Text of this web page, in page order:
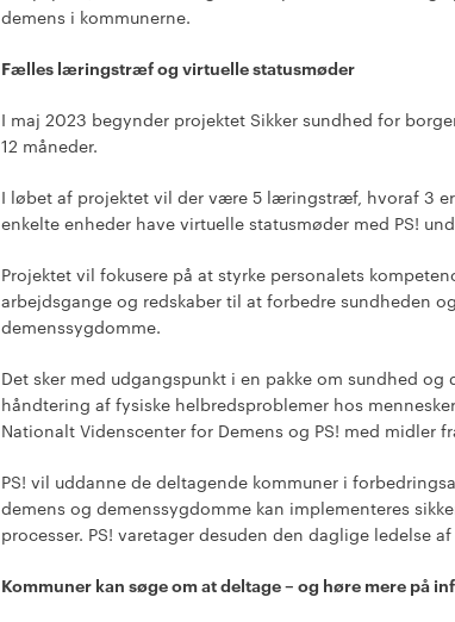
demens i kommunerne.
Fælles læringstræf og virtuelle statusmøder
I maj 2023 begynder projektet Sikker sundhed for
12 måneder.
I løbet af projektet vil der være 5 læringstræf, hvoraf 3
enkelte enheder have virtuelle statusmøder med PS!
Projektet vil fokusere på at styrke personalets
arbejdsgange og redskaber til at forbedre sundheden
demenssygdomme.
Det sker med udgangspunkt i en pakke om sundhed og
håndtering af fysiske helbredsproblemer hos
Nationalt Videnscenter for Demens og PS! med midler
PS! vil uddanne de deltagende kommuner i
demens og demenssygdomme kan implementeres
processer. PS! varetager desuden den daglige ledelse
Kommuner kan søge om at deltage – og høre mere på